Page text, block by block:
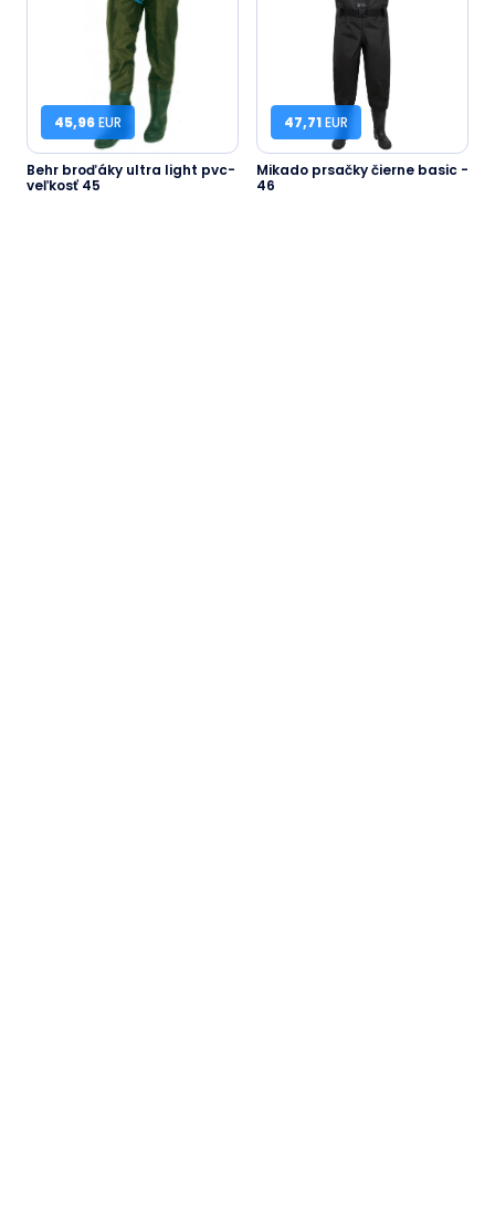
45,96EUR
Behr broďáky ultra light pvc-
veľkosť 45
47,71EUR
Mikado prsačky čierne basic -
46